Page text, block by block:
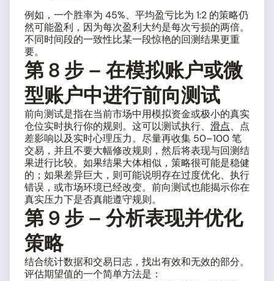
例如，一个胜率为 45%、平均盈亏比为 1:2 的策略仍
然可能盈利，因为每次盈利大约是每次亏损的两倍。
不同时间段的一致性比某一段惊艳的回测结果更重
要。
第 8 步 – 在模拟账户或微
型账户中进行前向测试
前向测试是指在当前市场中用模拟资金或极小的真实
仓位实时执行你的规则。这可以测试执行、 滑点、点
差影响以及实时心理压力。尽量再收集 50–100 笔
交易，并且不要大幅修改规则，然后将表现与回测结
果进行比较。如果结果大体相似，策略很可能是稳健
的；如果差异巨大，则可能说明存在过度优化、执行
错误，或市场环境已经改变。前向测试也能揭示你在
真实压力下是否真能遵守规则。
第 9 步 – 分析表现并优化
策略
结合统计数据和交易日志，找出有效和无效的部分。
评估期望值的一个简单方法是：